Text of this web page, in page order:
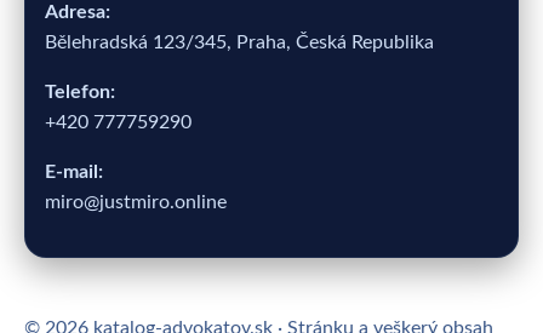
Adresa:
Bělehradská 123/345, Praha, Česká Republika
Telefon:
+420 777759290
E-mail:
miro@justmiro.online
© 2026 katalog-advokatov.sk · Stránku a veškerý obsah